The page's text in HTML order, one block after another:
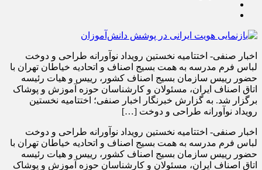
اخبار صنفی- اختتامیه نخستین رویداد نوآورانه طراحی و دوخت
لباس فرم مدرسه به همت بسیج اصناف و اتحادیه خیاطان تهران با
حضور رییس سازمان بسیج اصناف کشور، رییس و هیات رئیسه
اتاق اصناف ایران، مسئولان و کارشناسان حوزه آموزش و پوشاک
برگزار شد. به گزارش خبرنگار اخبار صنفی؛ اختتامیه نخستین
رویداد نوآورانه طراحی و دوخت […]
اخبار صنفی- اختتامیه نخستین رویداد نوآورانه طراحی و دوخت
لباس فرم مدرسه به همت بسیج اصناف و اتحادیه خیاطان تهران با
حضور رییس سازمان بسیج اصناف کشور، رییس و هیات رئیسه
اتاق اصناف ایران، مسئولان و کارشناسان حوزه آموزش و پوشاک